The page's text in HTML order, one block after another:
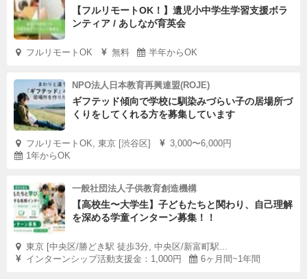
【フルリモートOK！】遺児小中学生学習支援ボラ
ンティア / あしなが育英会
フルリモートOK 無料 半年からOK
NPO法人日本教育再興連盟(ROJE)
ギフテッド傾向で学校に馴染みづらい子の居場所づ
くりをしてくれる方を募集しています
フルリモートOK, 東京 [渋谷区]
3,000〜6,000円
1年からOK
一般社団法人子供教育創造機構
【高校生〜大学生】子どもたちと関わり、自己理解
を深める学童インターン募集！！
東京 [中央区/勝どき駅 徒歩3分, 中央区/新富町駅...
インターンシップ活動支援金：1,000円
6ヶ月間~1年間